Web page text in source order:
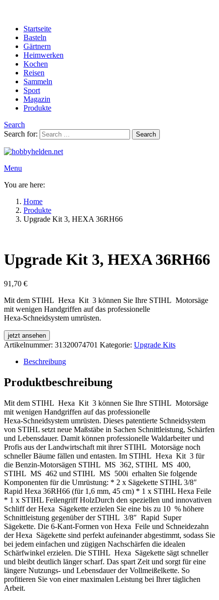
Startseite
Basteln
Gärtnern
Heimwerken
Kochen
Reisen
Sammeln
Sport
Magazin
Produkte
Search
Search for:
Search
Menu
You are here:
Home
Produkte
Upgrade Kit 3, HEXA 36RH66
Upgrade Kit 3, HEXA 36RH66
91,70 €
Mit dem STIHL Hexa Kit 3 können Sie Ihre STIHL Motorsäge
mit wenigen Handgriffen auf das professionelle
Hexa‑Schneidsystem umrüsten.
jetzt ansehen
Artikelnummer: 31320074701 Kategorie: Upgrade Kits
Beschreibung
Produktbeschreibung
Mit dem STIHL Hexa Kit 3 können Sie Ihre STIHL Motorsäge
mit wenigen Handgriffen auf das professionelle
Hexa‑Schneidsystem umrüsten. Dieses patentierte Schneidsystem
von STIHL setzt neue Maßstäbe in Sachen Schnittleistung, Schärfen
und Lebensdauer. Damit können professionelle Waldarbeiter und
Profis aus der Landwirtschaft mit ihrer STIHL Motorsäge noch
schneller Bäume fällen und entasten. Im STIHL Hexa Kit 3 für
die Benzin‑Motorsägen STIHL MS 362, STIHL MS 400,
STIHL MS 462 und STIHL MS 500i erhalten Sie folgende
Komponenten für die Umrüstung: * 2 x Sägekette STIHL 3/8″
Rapid Hexa 36RH66 (für 1,6 mm, 45 cm) * 1 x STIHL Hexa Feile
* 1 x STIHL Feilengriff HolzDurch den speziellen und innovativen
Schliff der Hexa Sägekette erzielen Sie eine bis zu 10 % höhere
Schnittleistung gegenüber der STIHL 3/8″ Rapid Super
Sägekette. Die 6‑Kant‑Formen von Hexa Feile und Schneidezahn
der Hexa Sägekette sind perfekt aufeinander abgestimmt, sodass Sie
bei jedem einfachen und zügigen Nachschärfen die idealen
Schärfwinkel erzielen. Die STIHL Hexa Sägekette sägt schneller
und bleibt deutlich länger scharf. Das spart Zeit und sorgt für eine
längere Nutzungs- und Lebensdauer der Vollmeißelkette. So
profitieren Sie von einer maximalen Leistung bei Ihrer täglichen
Arbeit.